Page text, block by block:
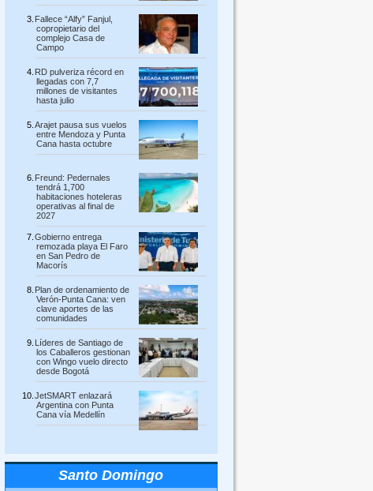
Fallece “Alfy” Fanjul,
copropietario del
complejo Casa de
Campo
RD pulveriza récord en
llegadas con 7,7
millones de visitantes
hasta julio
Arajet pausa sus vuelos
entre Mendoza y Punta
Cana hasta octubre
Freund: Pedernales
tendrá 1,700
habitaciones hoteleras
operativas al final de
2027
Gobierno entrega
remozada playa El Faro
en San Pedro de
Macorís
Plan de ordenamiento de
Verón-Punta Cana: ven
clave aportes de las
comunidades
Líderes de Santiago de
los Caballeros gestionan
con Wingo vuelo directo
desde Bogotá
JetSMART enlazará
Argentina con Punta
Cana vía Medellín
Santo Domingo